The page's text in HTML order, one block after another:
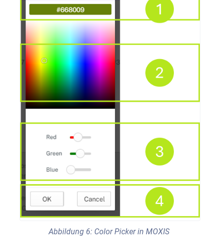
Abbildung 6: Color Picker in MOXIS